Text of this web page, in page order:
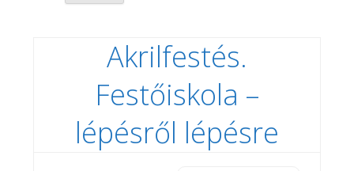
Akrilfestés.
Festőiskola –
lépésről lépésre